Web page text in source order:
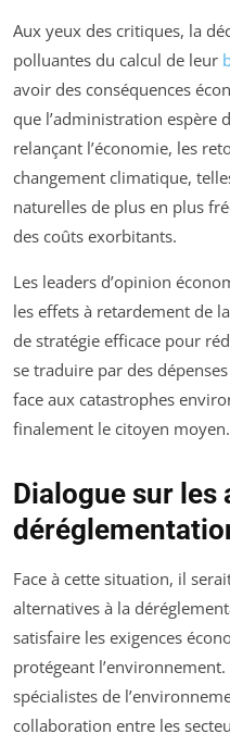
Aux yeux des critiques, la
polluantes du calcul de leur
avoir des conséquences
que l’administration espère
relançant l’économie, les
changement climatique,
naturelles de plus en plus
des coûts exorbitants.
Les leaders d’opinion
les effets à retardement de
de stratégie efficace pour
se traduire par des
face aux catastrophes
finalement le citoyen moyen.
Dialogue sur les
Face à cette situation, il
alternatives à la
satisfaire les exigences
protégeant
spécialistes de
collaboration entre les